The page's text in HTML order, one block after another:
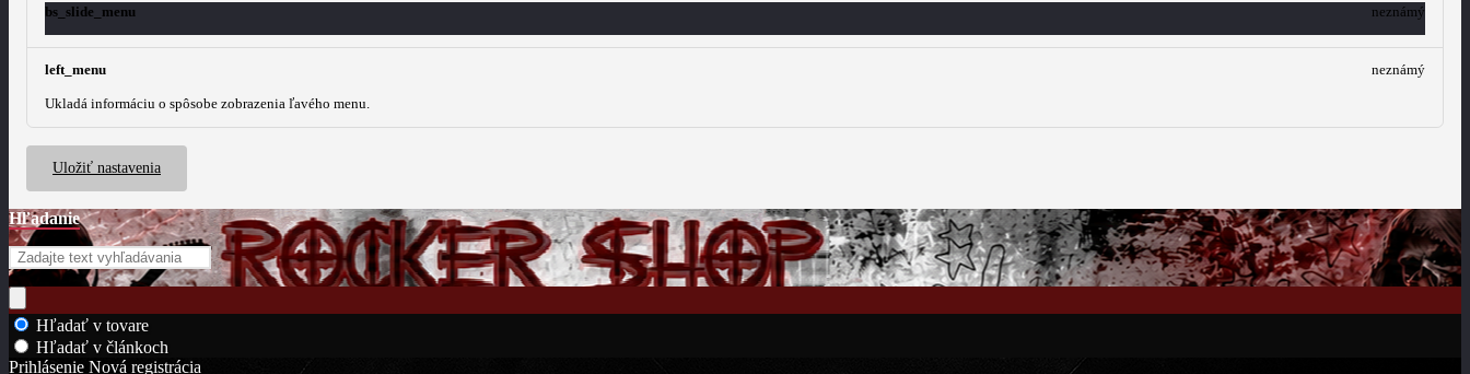
bs_slide_menu neznámý
left_menu
Ukladá informáciu o spôsobe zobrazenia ľavého menu.
neznámý
Uložiť nastavenia
Hľadanie
Hľadať v tovare
Hľadať v článkoch
Prihlásenie Nová registrácia